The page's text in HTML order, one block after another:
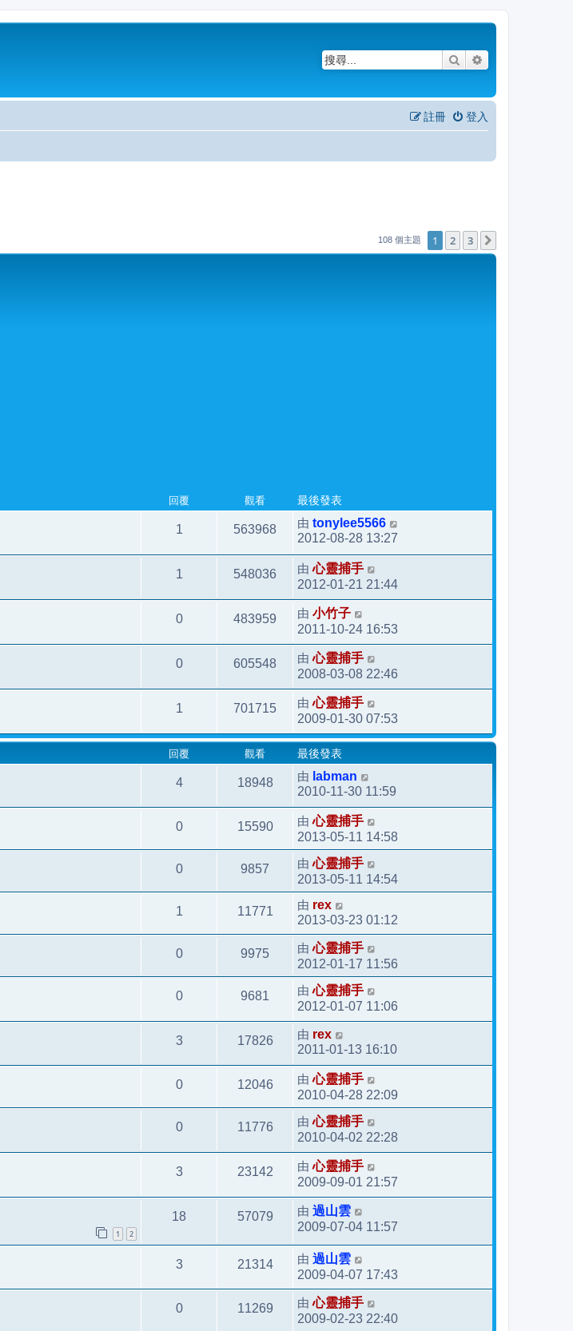
搜尋
登入
註冊
108 個主題 1 2 3
回覆 觀看 最後發表
1 563968 由 tonylee5566
2012-08-28 13:27
1 548036 由心靈捕手
2012-01-21 21:44
0 483959 由 小竹子
2011-10-24 16:53
0 605548 由心靈捕手
2008-03-08 22:46
1 701715 由心靈捕手
2009-01-30 07:53
回覆 觀看 最後發表
4 18948 由 labman
2010-11-30 11:59
0 15590 由心靈捕手
2013-05-11 14:58
0 9857 由心靈捕手
2013-05-11 14:54
1 11771 由 rex
2013-03-23 01:12
0 9975 由心靈捕手
2012-01-17 11:56
0 9681 由心靈捕手
2012-01-07 11:06
3 17826 由 rex
2011-01-13 16:10
0 12046 由心靈捕手
2010-04-28 22:09
0 11776 由心靈捕手
2010-04-02 22:28
3 23142 由心靈捕手
2009-09-01 21:57
1 2
18 57079 由 過山雲
2009-07-04 11:57
3 21314 由 過山雲
2009-04-07 17:43
0 11269 由心靈捕手
2009-02-23 22:40